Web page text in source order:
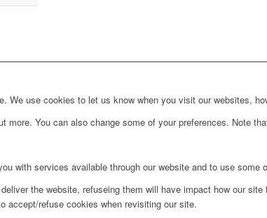
We use cookies to let us know when you visit our websites,
more. You can also change some of your preferences. Note
with services available through our website and to use some
the website, refuseing them will have impact how our
accept/refuse cookies when revisiting our site.